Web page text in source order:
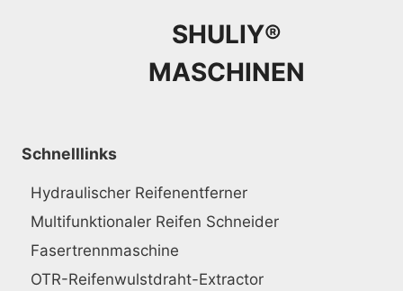
SHULIY®
MASCHINEN
Schnelllinks
Hydraulischer Reifenentferner
Multifunktionaler Reifen Schneider
Fasertrennmaschine
OTR-Reifenwulstdraht-Extractor